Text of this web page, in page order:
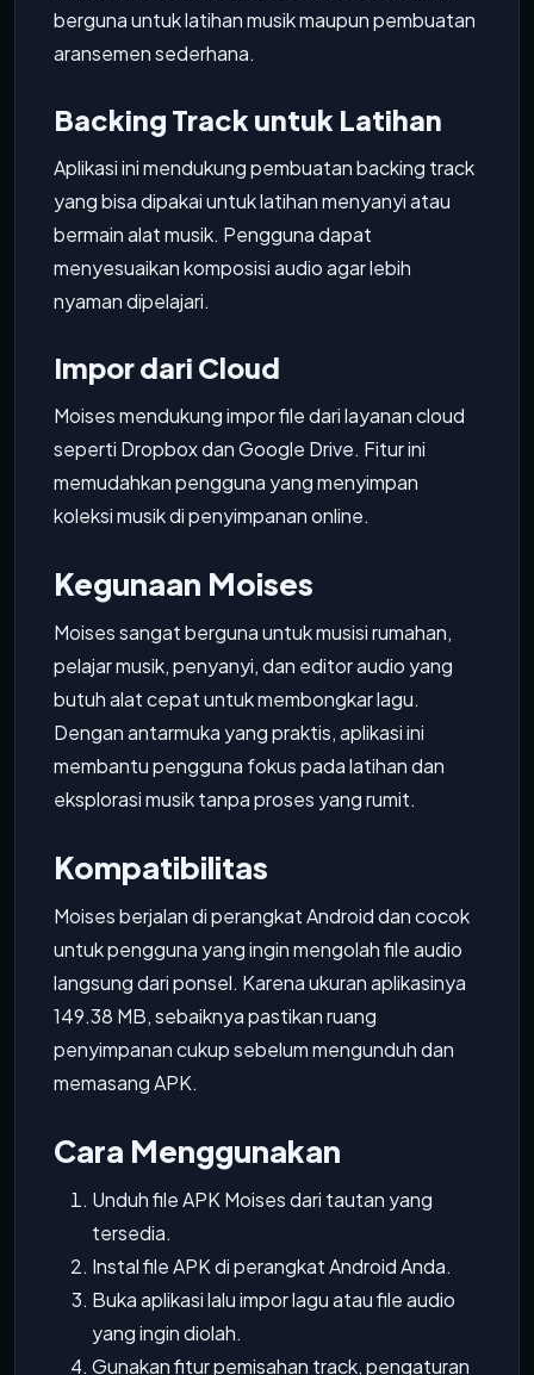
berguna untuk latihan musik maupun pembuatan
aransemen sederhana.
Backing Track untuk Latihan
Aplikasi ini mendukung pembuatan backing track
yang bisa dipakai untuk latihan menyanyi atau
bermain alat musik. Pengguna dapat
menyesuaikan komposisi audio agar lebih
nyaman dipelajari.
Impor dari Cloud
Moises mendukung impor file dari layanan cloud
seperti Dropbox dan Google Drive. Fitur ini
memudahkan pengguna yang menyimpan
koleksi musik di penyimpanan online.
Kegunaan Moises
Moises sangat berguna untuk musisi rumahan,
pelajar musik, penyanyi, dan editor audio yang
butuh alat cepat untuk membongkar lagu.
Dengan antarmuka yang praktis, aplikasi ini
membantu pengguna fokus pada latihan dan
eksplorasi musik tanpa proses yang rumit.
Kompatibilitas
Moises berjalan di perangkat Android dan cocok
untuk pengguna yang ingin mengolah file audio
langsung dari ponsel. Karena ukuran aplikasinya
149.38 MB, sebaiknya pastikan ruang
penyimpanan cukup sebelum mengunduh dan
memasang APK.
Cara Menggunakan
Unduh file APK Moises dari tautan yang
tersedia.
Instal file APK di perangkat Android Anda.
Buka aplikasi lalu impor lagu atau file audio
yang ingin diolah.
Gunakan fitur pemisahan track, pengaturan